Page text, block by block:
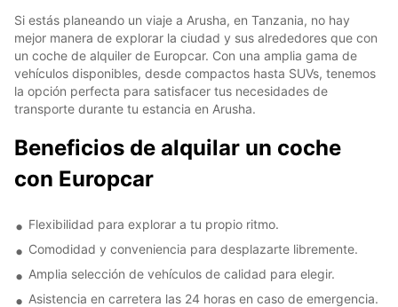
Si estás planeando un viaje a Arusha, en Tanzania, no hay
mejor manera de explorar la ciudad y sus alrededores que con
un coche de alquiler de Europcar. Con una amplia gama de
vehículos disponibles, desde compactos hasta SUVs, tenemos
la opción perfecta para satisfacer tus necesidades de
transporte durante tu estancia en Arusha.
Beneficios de alquilar un coche
con Europcar
Flexibilidad para explorar a tu propio ritmo.
Comodidad y conveniencia para desplazarte libremente.
Amplia selección de vehículos de calidad para elegir.
Asistencia en carretera las 24 horas en caso de emergencia.